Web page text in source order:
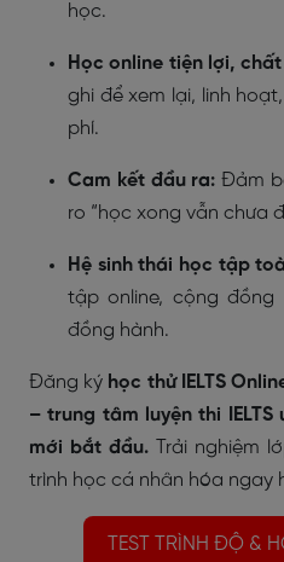
học.
Học online tiện lợi,
ghi để xem lại, linh
phí.
Cam kết đầu ra: Đảm
ro “học xong vẫn chưa
Hệ sinh thái học tập
tập online, cộng
đồng hành.
Đăng ký học thử IELTS
– trung tâm luyện thi
mới bắt đầu. Trải nghiệm
trình học cá nhân hóa ngay
TEST TRÌNH ĐỘ &